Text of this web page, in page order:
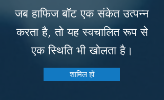
जब हाफिज बॉट एक संकेत उत्पन्न
करता है, तो यह स्वचालित रूप से
एक स्थिति भी खोलता है।
शामिल हों